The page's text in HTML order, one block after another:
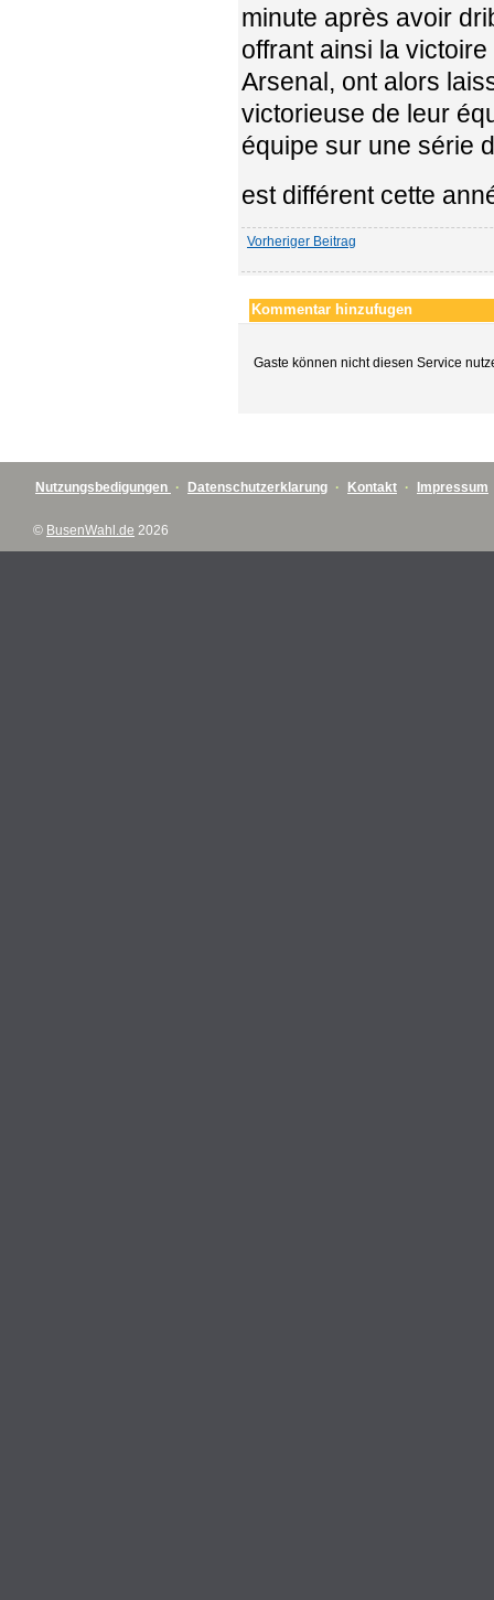
minute après avoir
offrant ainsi la
Arsenal, ont alors
victorieuse de leur
équipe sur une série
est différent cette
Vorheriger Beitrag
Kommentar hinzufugen
Gaste können nicht diesen Service
Nutzungsbedigungen · Datenschutzerklarung · Kontakt · Impressum
© BusenWahl.de 2026